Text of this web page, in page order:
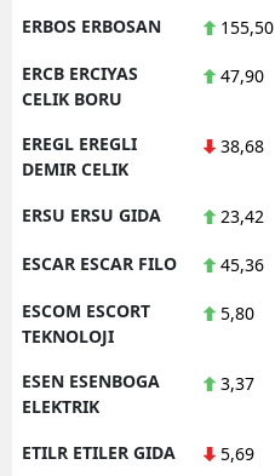
ERBOS ERBOSAN 155,50
ERCB ERCIYAS
CELIK BORU
47,90
EREGL EREGLI
DEMIR CELIK
38,68
ERSU ERSU GIDA 23,42
ESCAR ESCAR FILO 45,36
ESCOM ESCORT
TEKNOLOJI
5,80
ESEN ESENBOGA
ELEKTRIK
3,37
ETILR ETILER GIDA 5,69